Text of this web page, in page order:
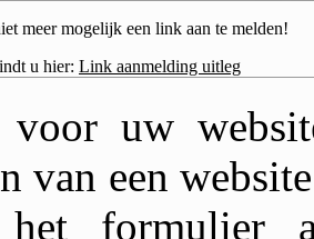
meer mogelijk een link aan te melden!
u hier: Link aanmelding uitleg
uw
van een
formulier